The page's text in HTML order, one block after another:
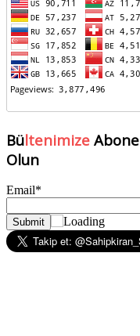
Bültenimize Abone
Olun
Email*